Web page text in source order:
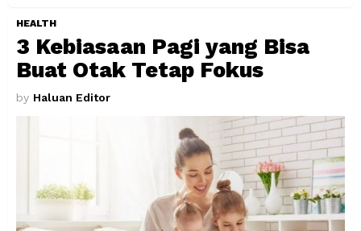
HEALTH
3 Kebiasaan Pagi yang Bisa
Buat Otak Tetap Fokus
by Haluan Editor